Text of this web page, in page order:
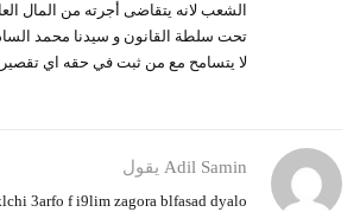
الشعب لانه يتقاضى أجرته من المال
تحت سلطة القانون و سيدنا محمد
لا يتسامح مع من ثبت في حقه اي
Adil Samin يقول
3arfo f i9lim zagora blfasad dyalo